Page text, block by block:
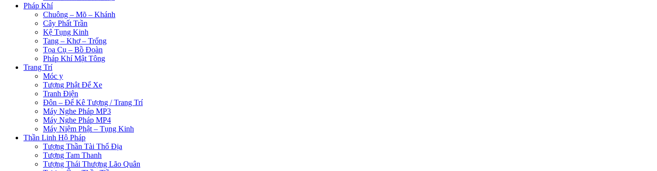
Pháp Khí
Chuông – Mõ – Khánh
Cây Phất Trần
Kệ Tụng Kinh
Tang – Khơ – Trống
Tọa Cụ – Bồ Đoàn
Pháp Khí Mật Tông
Trang Trí
Móc y
Tượng Phật Để Xe
Tranh Điện
Đôn – Đế Kê Tượng / Trang Trí
Máy Nghe Pháp MP3
Máy Nghe Pháp MP4
Máy Niệm Phật – Tụng Kinh
Thần Linh Hộ Pháp
Tượng Thần Tài Thổ Địa
Tượng Tam Thanh
Tượng Thái Thượng Lão Quân